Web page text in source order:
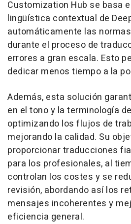
Customization Hub se basa
lingüística contextual de
automáticamente las
durante el proceso de
errores a gran escala. Esto
dedicar menos tiempo a la
Además, esta solución
en el tono y la terminología
optimizando los flujos de
mejorando la calidad. Su
proporcionar traducciones
para los profesionales, al
controlan los costes y se
revisión, abordando así los
mensajes incoherentes y
eficiencia general.